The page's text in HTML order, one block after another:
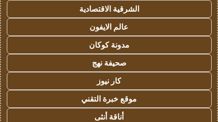
الشرقية الاقتصادية
عالم الايفون
مدونة كوكان
صحيفة نهج
كار نيوز
موقع خبرة التقني
أناقة أنثى